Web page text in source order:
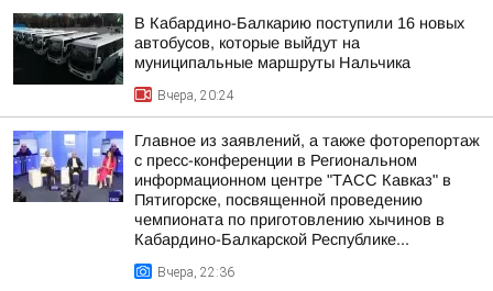
В Кабардино-Балкарию поступили 16 новых
автобусов, которые выйдут на
муниципальные маршруты Нальчика
Вчера, 20:24
Главное из заявлений, а также фоторепортаж
с пресс-конференции в Региональном
информационном центре "ТАСС Кавказ" в
Пятигорске, посвященной проведению
чемпионата по приготовлению хычинов в
Кабардино-Балкарской Республике...
Вчера, 22:36